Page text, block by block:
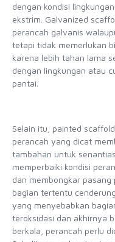
dengan kondisi
ekstrim. Galvanized
perancah galvanis
tetapi tidak memerlukan
karena lebih tahan lama
dengan lingkungan atau
pantai.
Selain itu, painted
perancah yang dicat
tambahan untuk
memperbaiki kondisi
dan membongkar
bagian tertentu
yang menyebabkan
teroksidasi dan akhirnya
berkala, perancah perlu